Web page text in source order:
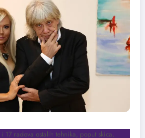
17 radova ostalih tehnika, poput skica,